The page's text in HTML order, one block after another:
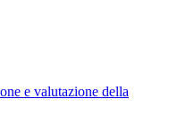
e valutazione della